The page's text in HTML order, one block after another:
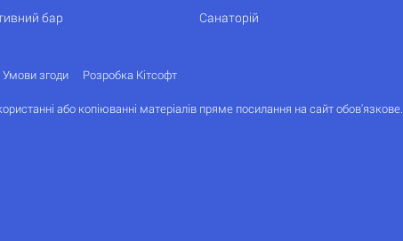
бар
Санаторій
Умови згоди Розробка Кітсофт
або копіюванні матеріалів пряме посилання на сайт обов'язкове.